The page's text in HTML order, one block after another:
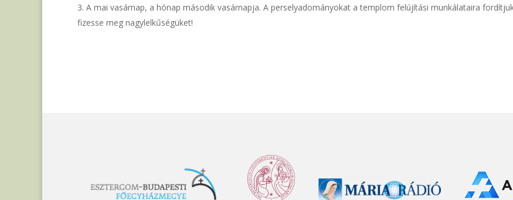
A mai vasárnap, a hónap második vasárnapja. A perselyadományokat a templom felújítási munkálataira
fizesse meg nagylelkűségüket!